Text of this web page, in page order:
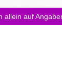
allein auf